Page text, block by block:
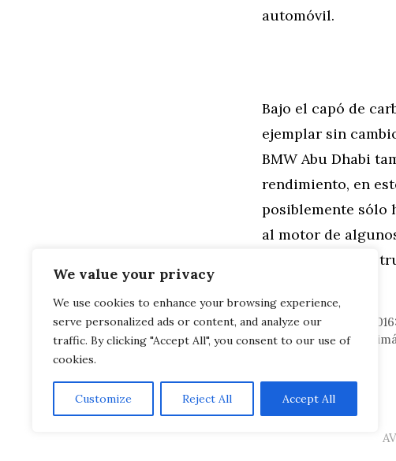
We value your privacy
We use cookies to enhance your browsing experience,
serve personalized ads or content, and analyze our
traffic. By clicking "Accept All", you consent to our use of
cookies.
Customize Reject All Accept All
automóvil.
Bajo el capó de
ejemplar sin
BMW Abu Dhabi
rendimiento, en
posiblemente sólo
al motor de
numerosos
Categorías
General,Motor
BMW M Award
MINI Sedán: Las